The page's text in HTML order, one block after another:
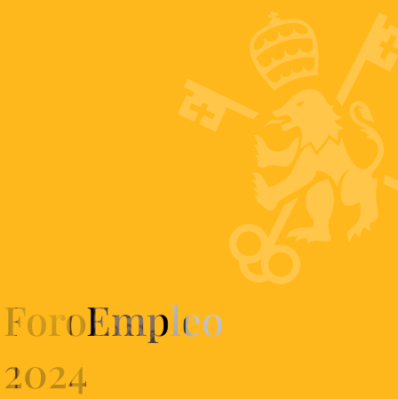
ForoEmpleo
2024